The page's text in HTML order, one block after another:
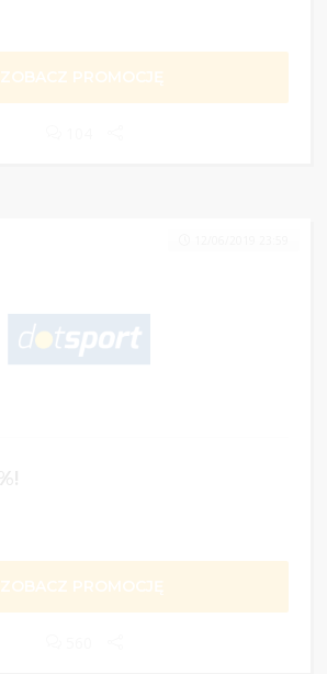
ZOBACZ PROMOCJĘ
ZOBACZ PROMOCJĘ